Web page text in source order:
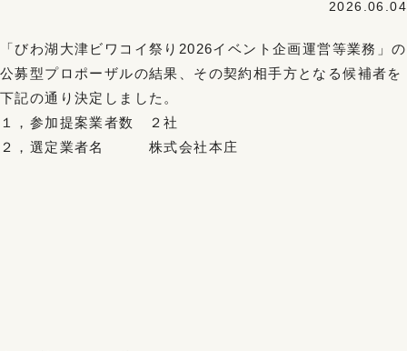
2026.06.04
「びわ湖大津ビワコイ祭り2026イベント企画運営等業務」の
公募型プロポーザルの結果、その契約相手方となる候補者を
下記の通り決定しました。
１，参加提案業者数 ２社
２，選定業者名 株式会社本庄